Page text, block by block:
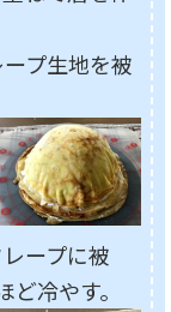
プ生地を被
ープに被
冷やす。